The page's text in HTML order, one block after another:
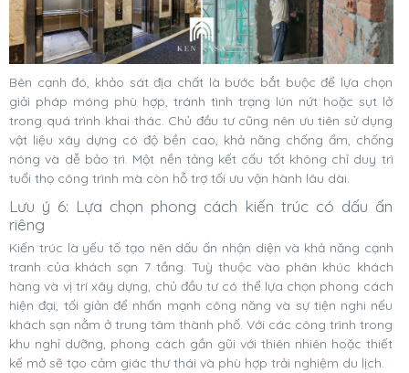
Bên cạnh đó, khảo sát địa chất là bước bắt buộc để lựa chọn
giải pháp móng phù hợp, tránh tình trạng lún nứt hoặc sụt lở
trong quá trình khai thác. Chủ đầu tư cũng nên ưu tiên sử dụng
vật liệu xây dựng có độ bền cao, khả năng chống ẩm, chống
nóng và dễ bảo trì. Một nền tảng kết cấu tốt không chỉ duy trì
tuổi thọ công trình mà còn hỗ trợ tối ưu vận hành lâu dài.
Lưu ý 6: Lựa chọn phong cách kiến trúc có dấu ấn
riêng
Kiến trúc là yếu tố tạo nên dấu ấn nhận diện và khả năng cạnh
tranh của khách sạn 7 tầng. Tuỳ thuộc vào phân khúc khách
hàng và vị trí xây dựng, chủ đầu tư có thể lựa chọn phong cách
hiện đại, tối giản để nhấn mạnh công năng và sự tiện nghi nếu
khách sạn nằm ở trung tâm thành phố. Với các công trình trong
khu nghỉ dưỡng, phong cách gần gũi với thiên nhiên hoặc thiết
kế mở sẽ tạo cảm giác thư thái và phù hợp trải nghiệm du lịch.